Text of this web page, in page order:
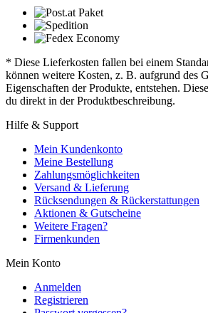
* Diese Lieferkosten fallen bei einem
können weitere Kosten, z. B. aufgrund des
Eigenschaften der Produkte, entstehen.
du direkt in der Produktbeschreibung.
Hilfe & Support
Mein Kundenkonto
Meine Bestellung
Zahlungsmöglichkeiten
Versand & Lieferung
Rücksendungen & Rückerstattungen
Aktionen & Gutscheine
Weitere Fragen?
Firmenkunden
Mein Konto
Anmelden
Registrieren